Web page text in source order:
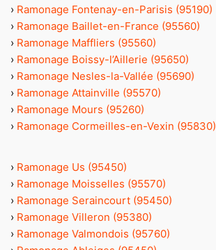
› Ramonage Fontenay-en-Parisis (95190)
› Ramonage Baillet-en-France (95560)
› Ramonage Maffliers (95560)
› Ramonage Boissy-l’Aillerie (95650)
› Ramonage Nesles-la-Vallée (95690)
› Ramonage Attainville (95570)
› Ramonage Mours (95260)
› Ramonage Cormeilles-en-Vexin (95830)
› Ramonage Us (95450)
› Ramonage Moisselles (95570)
› Ramonage Seraincourt (95450)
› Ramonage Villeron (95380)
› Ramonage Valmondois (95760)